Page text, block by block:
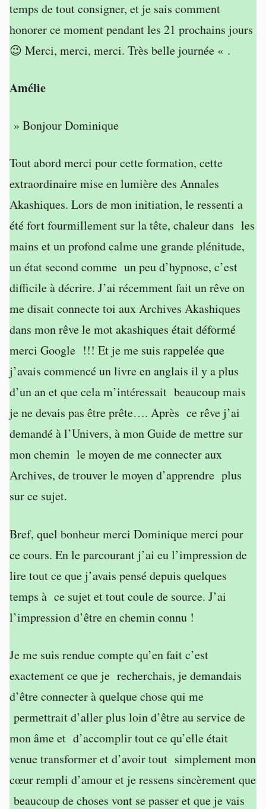
temps de tout consigner, et je sais comment
honorer ce moment pendant les 21 prochains jours
😉 Merci, merci, merci. Très belle journée « .
Amélie
» Bonjour Dominique
Tout abord merci pour cette formation, cette
extraordinaire mise en lumière des Annales
Akashiques. Lors de mon initiation, le ressenti a
été fort fourmillement sur la tête, chaleur dans les
mains et un profond calme une grande plénitude,
un état second comme un peu d’hypnose, c’est
difficile à décrire. J’ai récemment fait un rêve on
me disait connecte toi aux Archives Akashiques
dans mon rêve le mot akashiques était déformé
merci Google !!! Et je me suis rappelée que
j’avais commencé un livre en anglais il y a plus
d’un an et que cela m’intéressait beaucoup mais
je ne devais pas être prête…. Après ce rêve j’ai
demandé à l’Univers, à mon Guide de mettre sur
mon chemin le moyen de me connecter aux
Archives, de trouver le moyen d’apprendre plus
sur ce sujet.
Bref, quel bonheur merci Dominique merci pour
ce cours. En le parcourant j’ai eu l’impression de
lire tout ce que j’avais pensé depuis quelques
temps à ce sujet et tout coule de source. J’ai
l’impression d’être en chemin connu !
Je me suis rendue compte qu’en fait c’est
exactement ce que je recherchais, je demandais
d’être connecter à quelque chose qui me
permettrait d’aller plus loin d’être au service de
mon âme et d’accomplir tout ce qu’elle était
venue transformer et d’avoir tout simplement mon
cœur rempli d’amour et je ressens sincèrement que
beaucoup de choses vont se passer et que je vais